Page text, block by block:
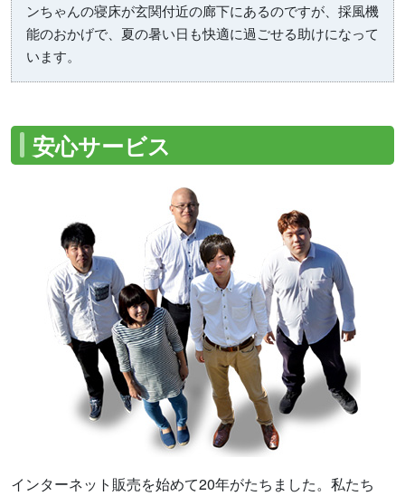
ンちゃんの寝床が玄関付近の廊下にあるのですが、採風機
能のおかげで、夏の暑い日も快適に過ごせる助けになって
います。
安心サービス
インターネット販売を始めて20年がたちました。私たち